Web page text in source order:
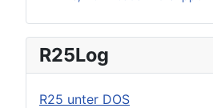
R25Log
R25 unter DOS